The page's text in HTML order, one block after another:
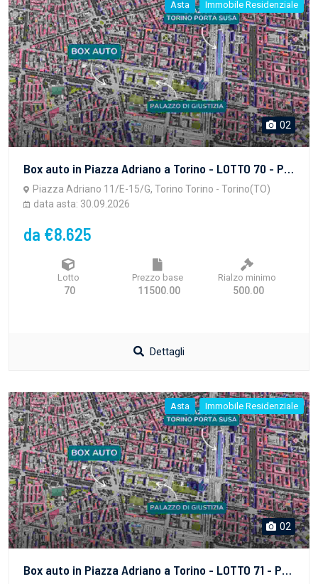
Asta Immobile Residenziale
02
Box auto in Piazza Adriano a Torino - LOTTO 70 - PROPRIETA' SUPERFICIARIA - vendita telematica sulla piattaforma www.gobidreal.it n.32628.70
Piazza Adriano 11/E-15/G, Torino Torino - Torino(TO)
data asta: 30.09.2026
da €8.625
Lotto
70
Prezzo base
11500.00
Rialzo minimo
500.00
Dettagli
Asta Immobile Residenziale
02
Box auto in Piazza Adriano a Torino - LOTTO 71 - PROPRIETA' SUPERFICIARIA - vendita telematica sulla piattaforma www.gobidreal.it n.32628.71